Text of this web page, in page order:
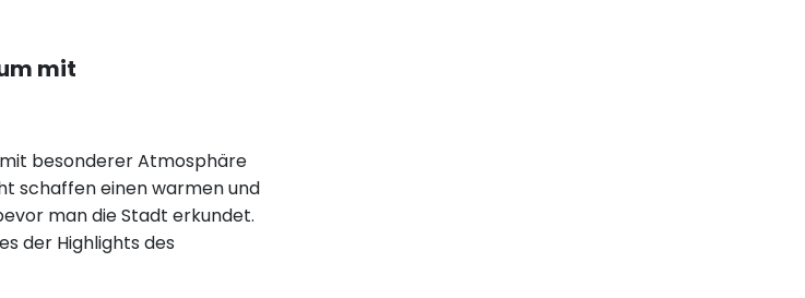
mit
besonderer Atmosphäre
schaffen einen warmen und
man die Stadt erkundet.
der Highlights des